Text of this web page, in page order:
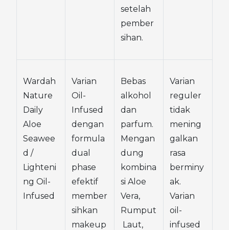
setelah
pember
sihan.
Wardah
Nature
Daily
Aloe
Seawee
d /
Lighteni
ng Oil-
Infused
Varian
Oil-
Infused
dengan
formula
dual
phase
efektif
member
sihkan
makeup
Bebas
alkohol
dan
parfum.
Mengan
dung
kombina
si Aloe
Vera,
Rumput
Laut,
Varian
reguler
tidak
mening
galkan
rasa
berminy
ak.
Varian
oil-
infused